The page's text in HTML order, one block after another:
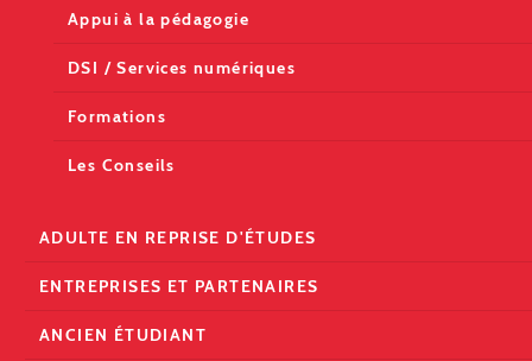
Appui à la pédagogie
DSI / Services numériques
Formations
Les Conseils
ADULTE EN REPRISE D'ÉTUDES
ENTREPRISES ET PARTENAIRES
ANCIEN ÉTUDIANT